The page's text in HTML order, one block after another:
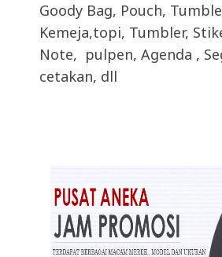
Goody Bag, Pouch,
Kemeja,topi, Tumbler,
Note, pulpen, Agenda ,
cetakan, dll